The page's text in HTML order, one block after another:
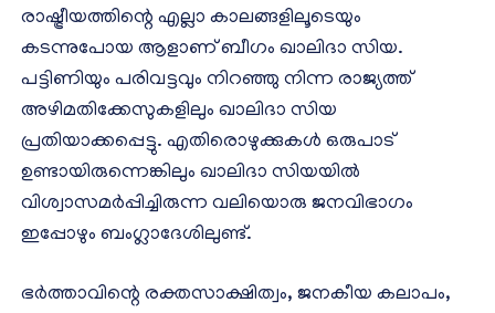
രാഷ്ട്രീയത്തിന്റെ എല്ലാ കാലങ്ങളിലൂടെയും
കടന്നുപോയ ആളാണ് ബീഗം ഖാലിദാ സിയ.
പട്ടിണിയും പരിവട്ടവും നിറഞ്ഞു നിന്ന രാജ്യത്ത്
അഴിമതിക്കേസുകളിലും ഖാലിദാ സിയ
പ്രതിയാക്കപ്പെട്ടു. എതിരൊഴുക്കുകള്‍ ഒരുപാട്
ഉണ്ടായിരുന്നെങ്കിലും ഖാലിദാ സിയയില്‍
വിശ്വാസമര്‍പ്പിച്ചിരുന്ന വലിയൊരു ജനവിഭാഗം
ഇപ്പോഴും ബംഗ്ലാദേശിലുണ്ട്.
ഭര്‍ത്താവിന്റെ രക്തസാക്ഷിത്വം, ജനകീയ കലാപം,